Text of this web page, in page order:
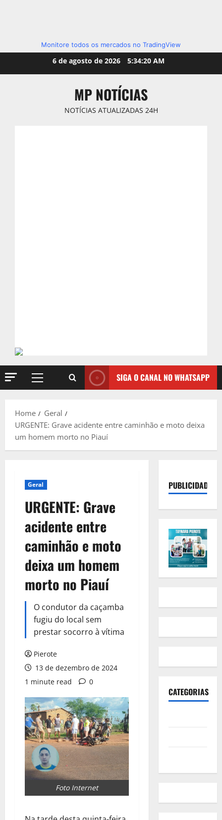
Monitore todos os mercados no TradingView
6 de agosto de 2026 5:34:21 AM
MP NOTÍCIAS
NOTÍCIAS ATUALIZADAS 24H
Primary
SIGA O CANAL NO WHATSAPP
Home
Geral
URGENTE: Grave acidente entre caminhão e moto deixa
um homem morto no Piauí
Geral
URGENTE: Grave
acidente entre
caminhão e moto
deixa um homem
morto no Piauí
O condutor da caçamba
fugiu do local sem
prestar socorro à vítima
Pierote
13 de dezembro de 2024
1 minute read
0
Foto Internet
PUBLICIDADE
CATEGORIAS